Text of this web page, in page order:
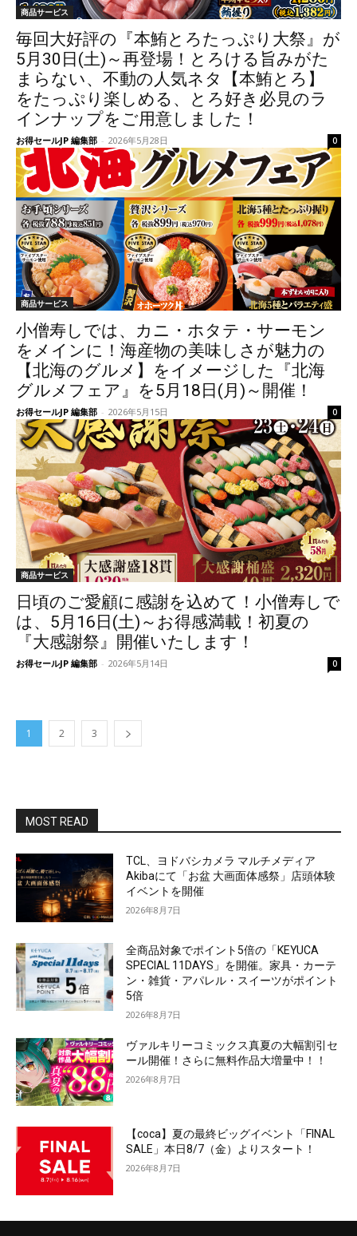
商品サービス
毎回大好評の『本鮪とろたっぷり大祭』が
5月30日(土)～再登場！とろける旨みがた
まらない、不動の人気ネタ【本鮪とろ】
をたっぷり楽しめる、とろ好き必見のラ
インナップをご用意しました！
お得セールJP 編集部 - 2026年5月28日 0
商品サービス
小僧寿しでは、カニ・ホタテ・サーモン
をメインに！海産物の美味しさが魅力の
【北海のグルメ】をイメージした『北海
グルメフェア』を5月18日(月)～開催！
お得セールJP 編集部 - 2026年5月15日 0
商品サービス
日頃のご愛顧に感謝を込めて！小僧寿しで
は、5月16日(土)～お得感満載！初夏の
『大感謝祭』開催いたします！
お得セールJP 編集部 - 2026年5月14日 0
1 2 3
MOST READ
TCL、ヨドバシカメラ マルチメディア
Akibaにて「お盆 大画面体感祭」店頭体験
イベントを開催
2026年8月7日
全商品対象でポイント5倍の「KEYUCA
SPECIAL 11DAYS」を開催。家具・カーテ
ン・雑貨・アパレル・スイーツがポイント
5倍
2026年8月7日
ヴァルキリーコミックス真夏の大幅割引セ
ール開催！さらに無料作品大増量中！！
2026年8月7日
【coca】夏の最終ビッグイベント「FINAL
SALE」本日8/7（金）よりスタート！
2026年8月7日